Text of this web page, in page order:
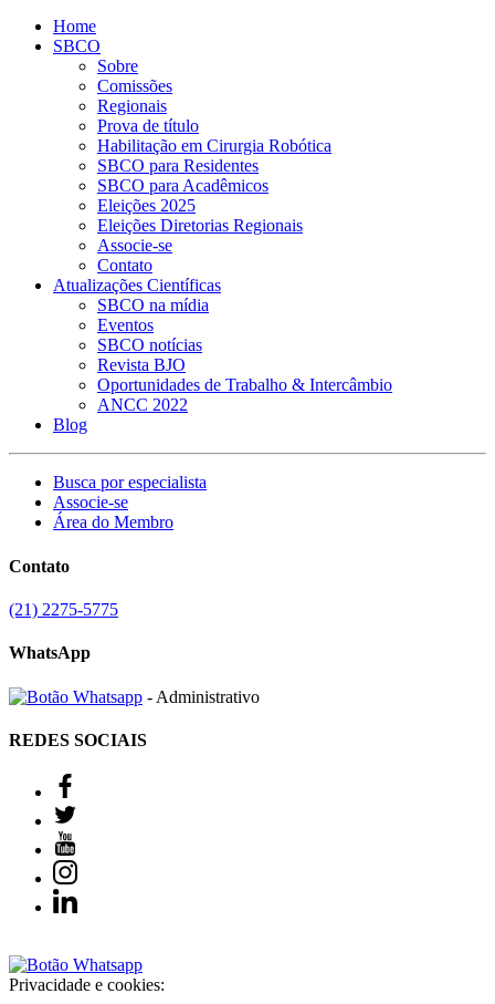
Home
SBCO
Sobre
Comissões
Regionais
Prova de título
Habilitação em Cirurgia Robótica
SBCO para Residentes
SBCO para Acadêmicos
Eleições 2025
Eleições Diretorias Regionais
Associe-se
Contato
Atualizações Científicas
SBCO na mídia
Eventos
SBCO notícias
Revista BJO
Oportunidades de Trabalho & Intercâmbio
ANCC 2022
Blog
Busca por especialista
Associe-se
Área do Membro
Contato
(21) 2275-5775
WhatsApp
- Administrativo
REDES SOCIAIS
Privacidade e cookies: